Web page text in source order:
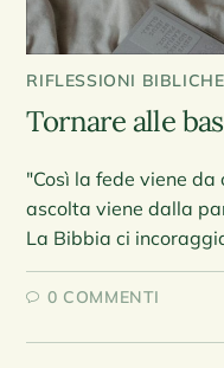
RIFLESSIONI BIBLICHE
Tornare alle
"Così la fede viene da
ascolta viene dalla
La Bibbia ci
0 COMMENTI